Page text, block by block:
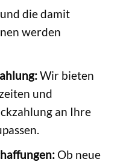
die damit
werden
Wir bieten
und
an Ihre
Ob neue